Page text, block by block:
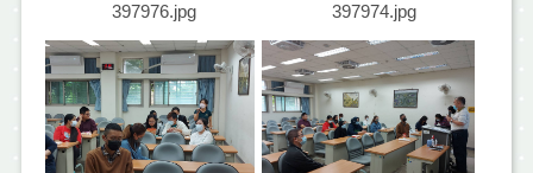
397976.jpg 397974.jpg